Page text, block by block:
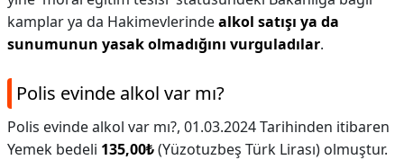
kamplar ya da Hakimevlerindealkol satışı ya da
sunumunun yasak olmadığını vurguladılar.
Polis evinde alkol var mı?
Polis evinde alkol var mı?, 01.03.2024 Tarihinden itibaren
Yemek bedeli 135,00₺(Yüzotuzbeş Türk Lirası) olmuştur.